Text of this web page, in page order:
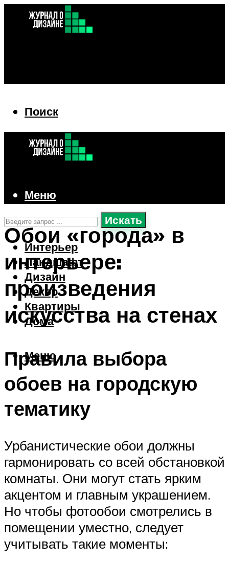
Поиск
Искать
Интерьер
Ландшафт
Дизайн
Декор
Квартиры
Дома
Меню
Меню
Обои «города» в
интерьере:
произведения
искусства на стенах
Правила выбора
обоев на городскую
тематику
Урбанистические обои должны
гармонировать со всей обстановкой
комнаты. Они могут стать ярким
акцентом и главным украшением.
Но чтобы фотообои смотрелись в
помещении уместно, следует
учитывать такие моменты: